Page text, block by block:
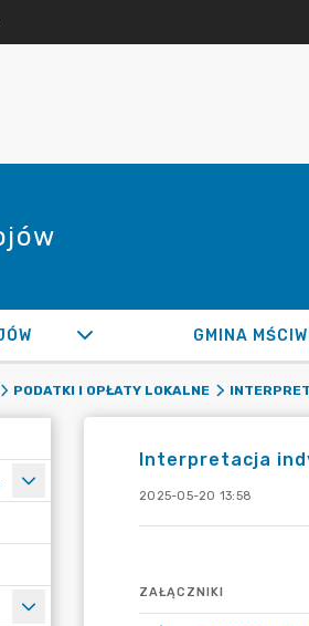
GMINA
PODATKI I OPŁATY LOKALNE
Interpretacja
2025-05-20 13:58
ZAŁĄCZNIKI